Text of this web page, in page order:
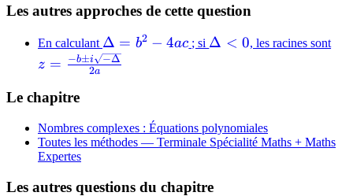
Les autres approches de cette question
En calculant \Delta
= b^2
Δ = b2 − 4ac ; si \Delta
Δ < 0, les racines sontz =
z = 2a
−b±i −Δ
Le chapitre
Nombres complexes : Équations polynomiales
Toutes les méthodes — Terminale Spécialité Maths + Maths
Expertes
Les autres questions du chapitre